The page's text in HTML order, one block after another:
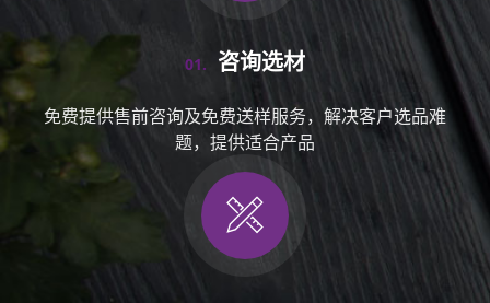
01. 咨询选材
免费提供售前咨询及免费送样服务，解决客户选品难
题，提供适合产品